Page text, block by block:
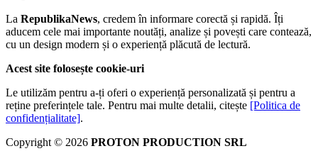
La RepublikaNews, credem în informare corectă și rapidă. Îți
aducem cele mai importante noutăți, analize și povești care contează,
cu un design modern și o experiență plăcută de lectură.
Acest site folosește cookie-uri
Le utilizăm pentru a-ți oferi o experiență personalizată și pentru a
reține preferințele tale. Pentru mai multe detalii, citește [Politica de
confidențialitate].
Copyright © 2026 PROTON PRODUCTION SRL